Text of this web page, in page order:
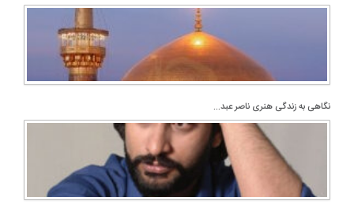
نگاهی به زندگی هنری ناصر عبد...